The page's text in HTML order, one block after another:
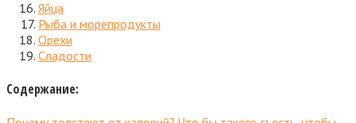
Яйца
Рыба и морепродукты
Орехи
Сладости
Содержание: